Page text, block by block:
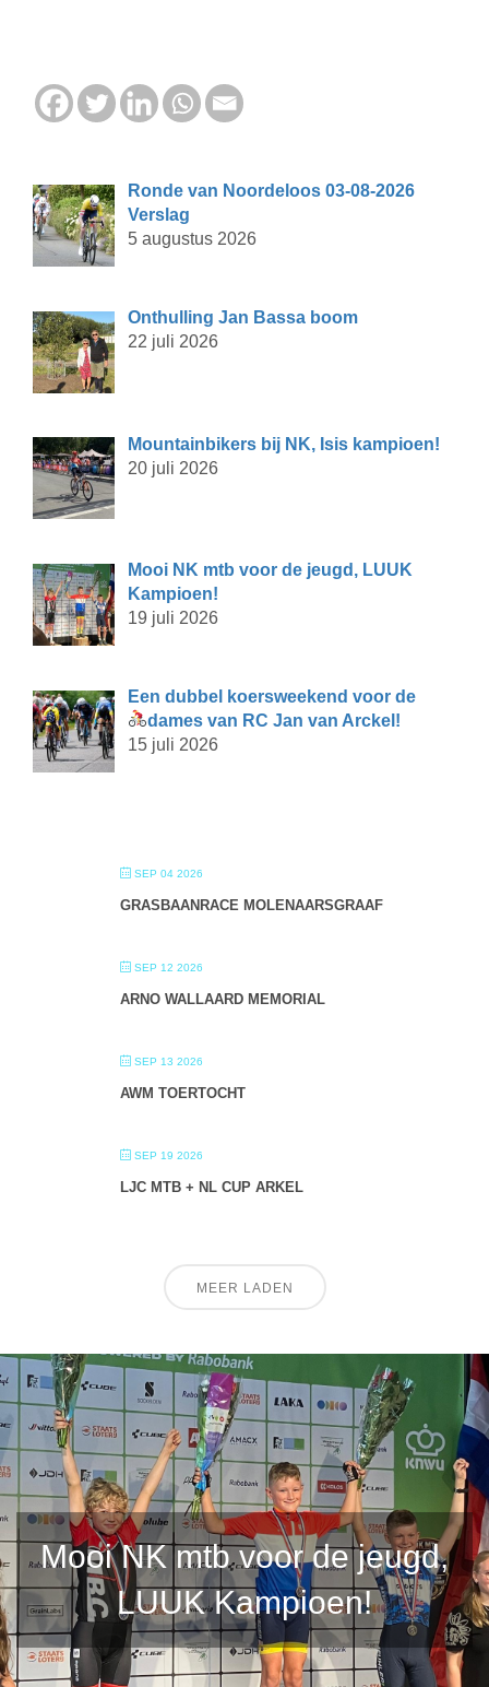
Ronde van Noordeloos 03-08-2026
Verslag
5 augustus 2026
Onthulling Jan Bassa boom
22 juli 2026
Mountainbikers bij NK, Isis kampioen!
20 juli 2026
Mooi NK mtb voor de jeugd, LUUK
Kampioen!
19 juli 2026
Een dubbel koersweekend voor de
dames van RC Jan van Arckel!
15 juli 2026
SEP 04 2026
GRASBAANRACE MOLENAARSGRAAF
SEP 12 2026
ARNO WALLAARD MEMORIAL
SEP 13 2026
AWM TOERTOCHT
SEP 19 2026
LJC MTB + NL CUP ARKEL
MEER LADEN
Mooi NK mtb voor de jeugd,
LUUK Kampioen!